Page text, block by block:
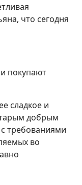
что сегодня
покупают
сладкое и
добрым
требованиями
во